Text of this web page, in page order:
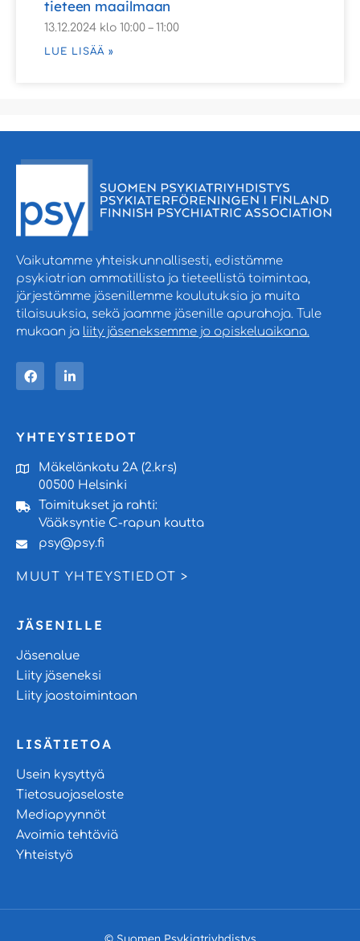
tieteen maailmaan
13.12.2024 klo 10:00 – 11:00
LUE LISÄÄ »
Vaikutamme yhteiskunnallisesti, edistämme
psykiatrian ammatillista ja tieteellistä toimintaa,
järjestämme jäsenillemme koulutuksia ja muita
tilaisuuksia, sekä jaamme jäsenille apurahoja. Tule
mukaan ja liity jäseneksemme jo opiskeluaikana.
YHTEYSTIEDOT
Mäkelänkatu 2A (2.krs)
00500 Helsinki
Toimitukset ja rahti:
Vääksyntie C-rapun kautta
psy@psy.fi
MUUT YHTEYSTIEDOT >
JÄSENILLE
Jäsenalue
Liity jäseneksi
Liity jaostoimintaan
LISÄTIETOA
Usein kysyttyä
Tietosuojaseloste
Mediapyynnöt
Avoimia tehtäviä
Yhteistyö